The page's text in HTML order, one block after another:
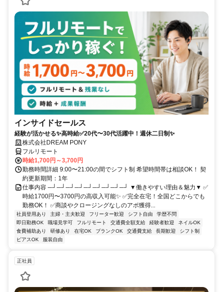
インサイドセールス
経験が活かせる✨高時給✅20代〜30代活躍中！週休二日制✨
株式会社DREAM PONY
フルリモート
時給1,700円～3,700円
勤務時間詳細 9:00〜21:00の間でシフト制 希望時間帯は相談OK！ 契
約更新期間：1年
仕事内容 ─┘─┘─┘─┘─┘─┘─┘─┘─┘ ▼働きやすい理由＆魅力▼ ✅
時給1700円〜3700円の高収入可能✨ ✅完全在宅！全国どこからでも
勤務OK！ ✅商談やクロージングなしのアポ獲得...
社員登用あり 主婦・主夫歓迎 フリーター歓迎 シフト自由
学歴不問
即日勤務OK
職場見学可 フルリモート 交通費全額支給 経験者歓迎
ネイルOK
食費補助あり
研修あり 在宅OK ブランクOK 交通費支給 長期歓迎
シフト制
ピアスOK
服装自由
正社員